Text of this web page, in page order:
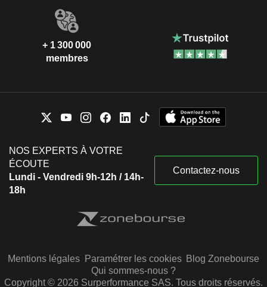
+ 1 300 000
membres
NOS EXPERTS À VOTRE
ÉCOUTE
Lundi - Vendredi 9h-12h / 14h-
18h
Contactez-nous
Mentions légales Paramétrer les cookies Blog Zonebourse
Qui sommes-nous ?
Copyright © 2026 Surperformance SAS. Tous droits réservés.